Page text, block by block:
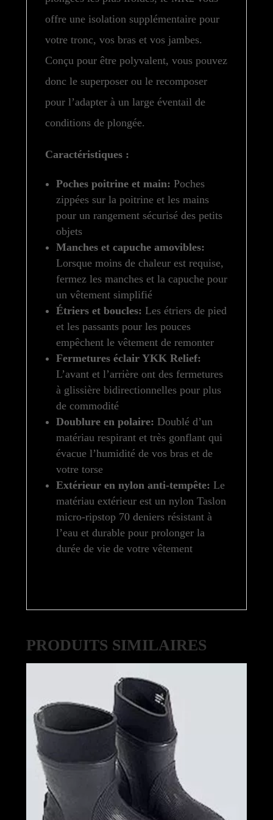
offre une isolation supplémentaire pour
votre tronc, vos bras et vos jambes.
Conçu pour être polyvalent, vous pouvez
donc le superposer ou le recomposer
pour l’adapter à un large éventail de
conditions de plongée.
Caractéristiques :
Poches poitrine et main: Poches
zippées sur la poitrine et les mains
pour un rangement sécurisé des petits
objets
Manches et capuche amovibles:
Lorsque moins de chaleur est requise,
fermez les manches et la capuche pour
un vêtement simplifié
Étriers et boucles: Les étriers de pied
et les passants pour les pouces
empêchent le vêtement de remonter
Fermetures éclair YKK Relief:
L’avant et l’arrière ont des fermetures
à glissière bidirectionnelles pour plus
de commodité
Doublure en polaire: Doublé d’un
matériau respirant et très gonflant qui
évacue l’humidité de vos bras et de
votre torse
Extérieur en nylon anti-tempête: Le
matériau extérieur est un nylon Taslon
micro-ripstop 70 deniers résistant à
l’eau et durable pour prolonger la
durée de vie de votre vêtement
PRODUITS SIMILAIRES